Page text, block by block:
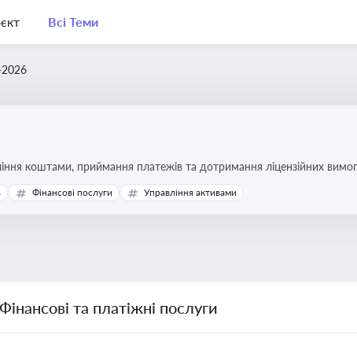
Всі Теми
фінансових і платіжних послуг, управління коштами, приймання платежів та дотримання ліцензійних вимог
Фінансові послуги Управління активами
та платіжні послуги